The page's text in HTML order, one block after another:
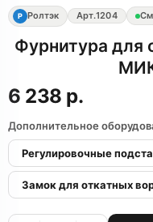
Р Ролтэк Арт.1204
Фурнитура для
6 238 р.
Дополнительное
Регулировочные
Замок для откатных